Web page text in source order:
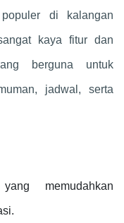
di kalangan
kaya fitur dan
berguna untuk
jadwal, serta
memudahkan